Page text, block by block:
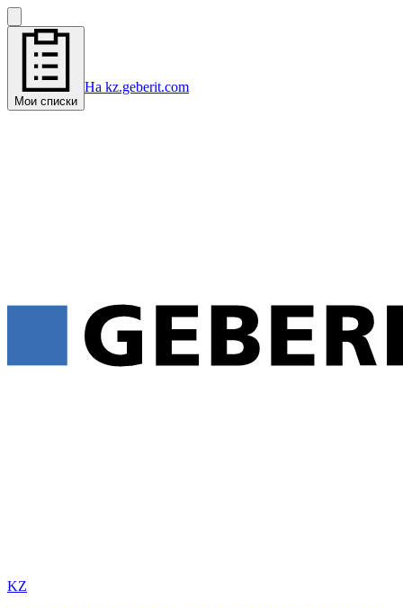
Мои списки
На kz.geberit.com
KZ